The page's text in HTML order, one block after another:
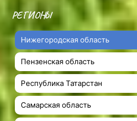
РЕГИОНЫ
Нижегородская область
Пензенская область
Республика Татарстан
Самарская область